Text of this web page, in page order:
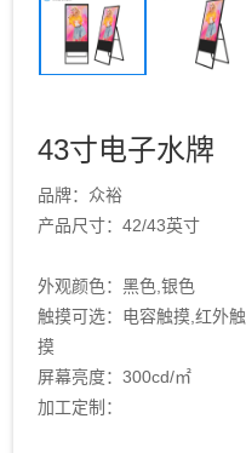
43寸电子水牌
品牌：众裕
产品尺寸：42/43英寸
外观颜色：黑色,银色
触摸可选：电容触摸,红外触
摸
屏幕亮度：300cd/㎡
加工定制：